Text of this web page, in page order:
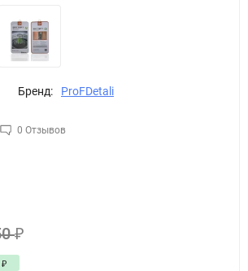
Бренд: ProFDetali
0 Отзывов
₽
₽